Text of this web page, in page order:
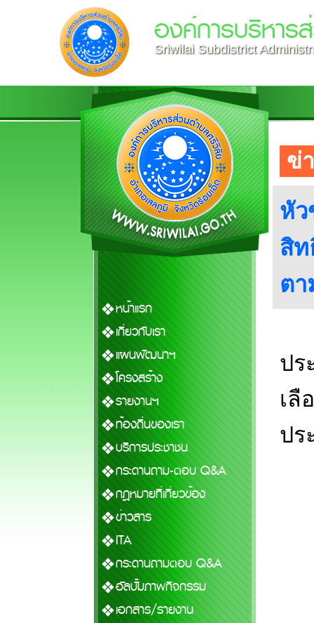
องค์การบริหาร
Sriwilai Subdistrict
หน้าแรก
เกี่ยวกับเรา
แผนพัฒนาฯ
โครงสร้าง
รายงานฯ
ท้องถิ่นของเรา
บริการประชาชน
กระดานถาม-ตอบ Q&A
กฎหมายที่เกี่ยวข้อง
ข่าวสาร
ITA
กระดานถามตอบ Q&A
อัลบั้มภาพกิจกรรม
เอกสาร/รายงาน
ข่
หัว
สิท
ต
ปร
เลื
ปร